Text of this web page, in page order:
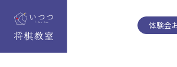
体験会